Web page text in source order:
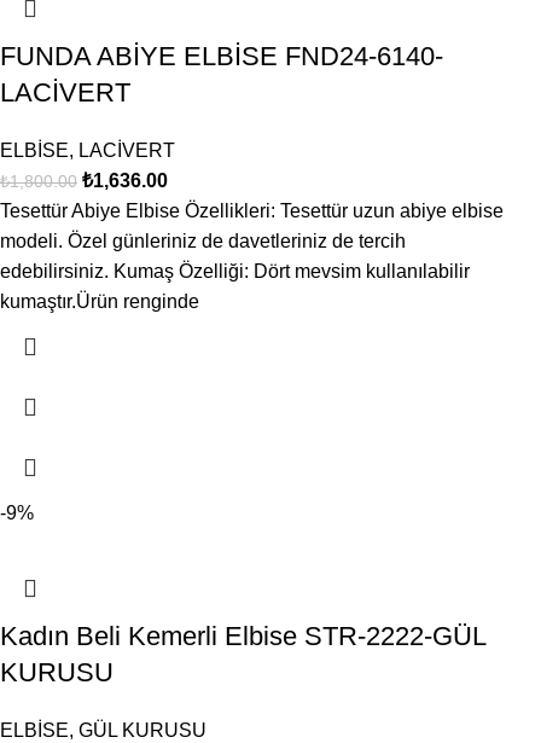
FUNDA ABİYE ELBİSE FND24-6140-
LACİVERT
ELBİSE, LACİVERT
₺1,800.00 ₺1,636.00
Tesettür Abiye Elbise Özellikleri: Tesettür uzun abiye elbise
modeli. Özel günleriniz de davetleriniz de tercih
edebilirsiniz. Kumaş Özelliği: Dört mevsim kullanılabilir
kumaştır.Ürün renginde
-9%
Kadın Beli Kemerli Elbise STR-2222-GÜL
KURUSU
ELBİSE, GÜL KURUSU